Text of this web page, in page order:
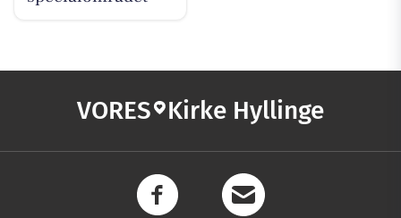
VORES Kirke Hyllinge